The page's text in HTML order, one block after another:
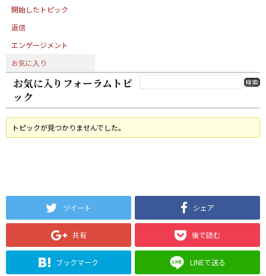
開始したトピック
返信
エンゲージメント
お気に入り
お気に入りフォーラムトピ
ック
トピックが見つかりませんでした。
ツイート シェア
共有 後で読む
ブックマーク LINEで送る